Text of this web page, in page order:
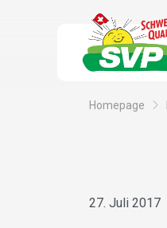
Homepage
27. Juli 2017